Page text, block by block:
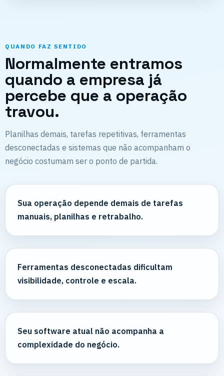
QUANDO FAZ SENTIDO
Normalmente entramos
quando a empresa já
percebe que a operação
travou.
Planilhas demais, tarefas repetitivas, ferramentas
desconectadas e sistemas que não acompanham o
negócio costumam ser o ponto de partida.
Sua operação depende demais de tarefas
manuais, planilhas e retrabalho.
Ferramentas desconectadas dificultam
visibilidade, controle e escala.
Seu software atual não acompanha a
complexidade do negócio.